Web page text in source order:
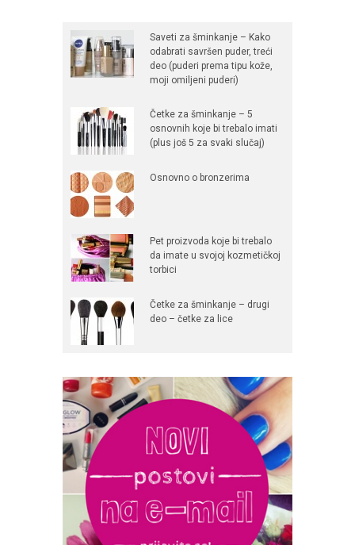
Saveti za šminkanje – Kako
odabrati savršen puder, treći
deo (puderi prema tipu kože,
moji omiljeni puderi)
Četke za šminkanje – 5
osnovnih koje bi trebalo imati
(plus još 5 za svaki slučaj)
Osnovno o bronzerima
Pet proizvoda koje bi trebalo
da imate u svojoj kozmetičkoj
torbici
Četke za šminkanje – drugi
deo – četke za lice